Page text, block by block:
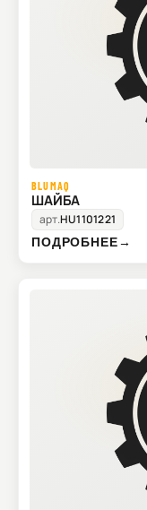
BLUMAQ
ШАЙБА
арт.HU1101221
ПОДРОБНЕЕ→